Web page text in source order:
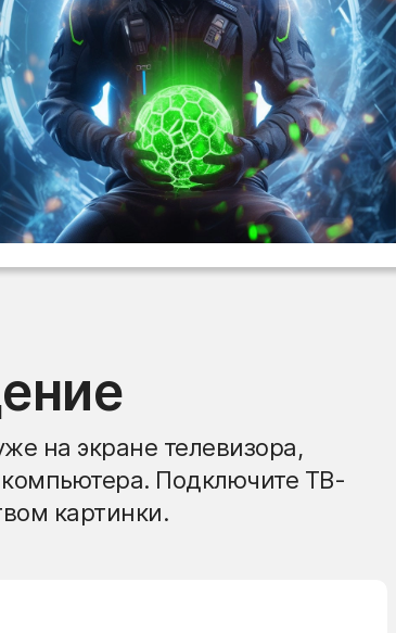
на экране телевизора,
Подключите ТВ-
картинки.